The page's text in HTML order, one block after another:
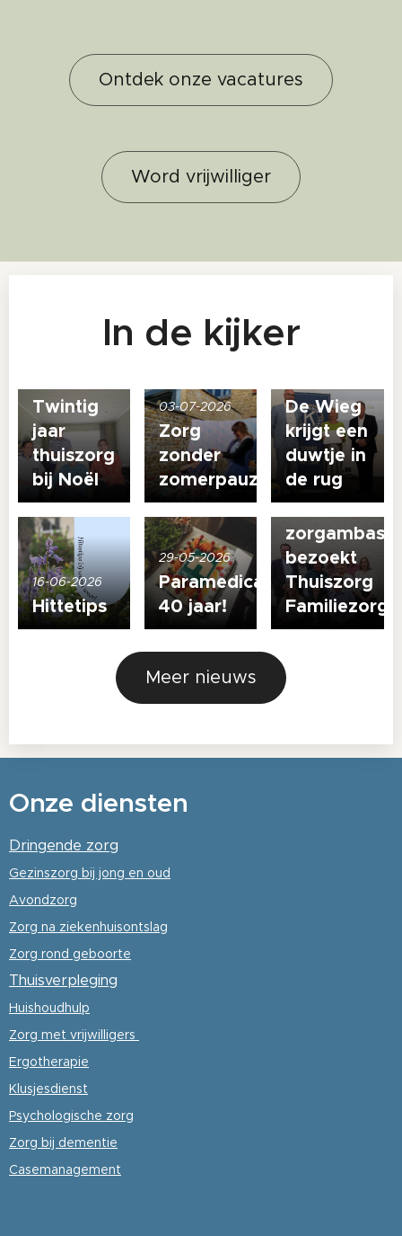
Ontdek onze vacatures
Word vrijwilliger
In de kijker
Twintig
jaar
thuiszorg
bij Noël
03-07-2026
Zorg
zonder
zomerpauze
De Wieg
krijgt een
duwtje in
de rug
16-06-2026
Hittetips
29-05-2026
Paramedica
40 jaar!
13-05-2026
Nieuwe
welzijns-
en
bezoekt
Thuiszorg
Familiezorg
Meer nieuws
Onze diensten
Dringende zorg
Gezinszorg bij jong en oud
Avondzorg
Zorg na ziekenhuisontslag
Zorg rond geboorte
Thuisverpleging
Huishoudhulp
Zorg met vrijwilligers
Ergotherapie
Klusjesdienst
Psychologische zorg
Zorg bij dementie
Casemanagement